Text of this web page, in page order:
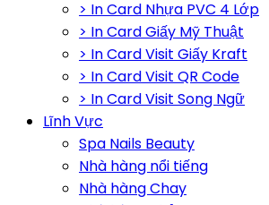
> In Card Nhựa PVC 4 Lớp
> In Card Giấy Mỹ Thuật
> In Card Visit Giấy Kraft
> In Card Visit QR Code
> In Card Visit Song Ngữ
Lĩnh Vực
Spa Nails Beauty
Nhà hàng nổi tiếng
Nhà hàng Chay